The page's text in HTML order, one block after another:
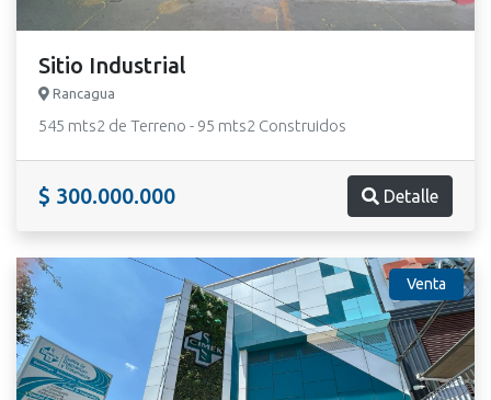
Sitio Industrial
Rancagua
545 mts2 de Terreno - 95 mts2 Construidos
$ 300.000.000 Detalle
Venta